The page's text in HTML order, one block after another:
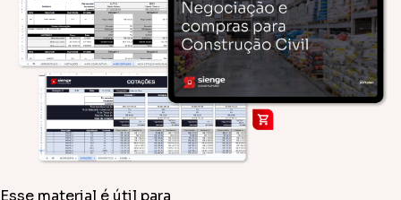
Esse material é útil para